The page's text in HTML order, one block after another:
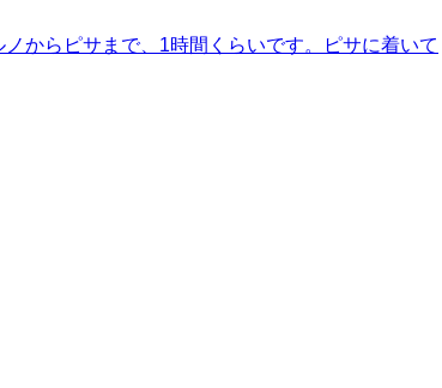
からピサまで、1時間くらいです。ピサに着いて